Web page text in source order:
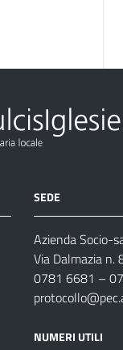
SEDE
Azienda Socio-
Via Dalmazia n.
0781 6681 –
NUMERI UTILI